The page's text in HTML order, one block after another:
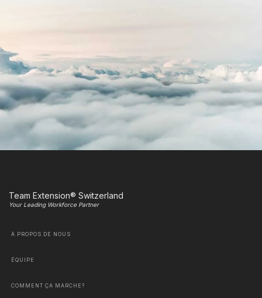
Team Extension® Switzerland
Your Leading Workforce Partner
À PROPOS DE NOUS
ÉQUIPE
COMMENT ÇA MARCHE?